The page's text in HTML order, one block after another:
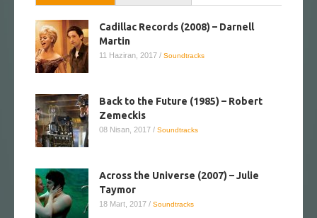
Cadillac Records (2008) – Darnell
Martin
11 Haziran, 2017 / Soundtracks
Back to the Future (1985) – Robert
Zemeckis
08 Nisan, 2017 / Soundtracks
Across the Universe (2007) – Julie
Taymor
18 Mart, 2017 / Soundtracks